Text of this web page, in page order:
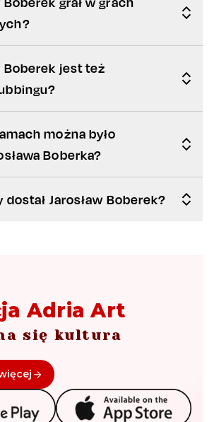
Boberek jest też
można było
Boberka?
dostał Jarosław Boberek?
Adria Art
się kultura